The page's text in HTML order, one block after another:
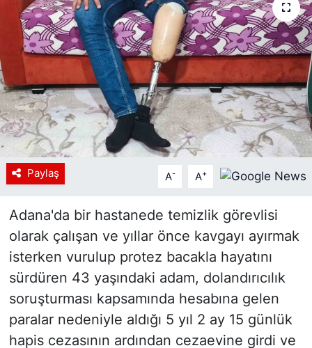
Paylaş A- A+
Adana'da bir hastanede temizlik görevlisi
olarak çalışan ve yıllar önce kavgayı ayırmak
isterken vurulup protez bacakla hayatını
sürdüren 43 yaşındaki adam, dolandırıcılık
soruşturması kapsamında hesabına gelen
paralar nedeniyle aldığı 5 yıl 2 ay 15 günlük
hapis cezasının ardından cezaevine girdi ve